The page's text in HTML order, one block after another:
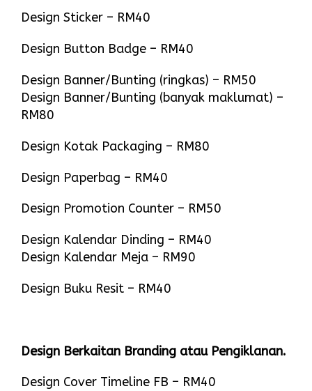
Design Sticker – RM40
Design Button Badge – RM40
Design Banner/Bunting (ringkas) – RM50
Design Banner/Bunting (banyak maklumat) –
RM80
Design Kotak Packaging – RM80
Design Paperbag – RM40
Design Promotion Counter – RM50
Design Kalendar Dinding – RM40
Design Kalendar Meja – RM90
Design Buku Resit – RM40
Design Berkaitan Branding atau Pengiklanan.
Design Cover Timeline FB – RM40